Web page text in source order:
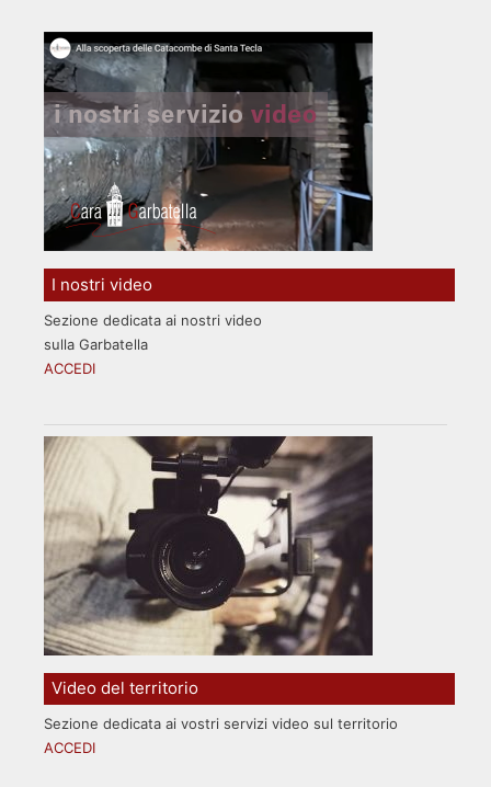
I nostri video
Sezione dedicata ai nostri video
sulla Garbatella
ACCEDI
Video del territorio
Sezione dedicata ai vostri servizi video sul territorio
ACCEDI